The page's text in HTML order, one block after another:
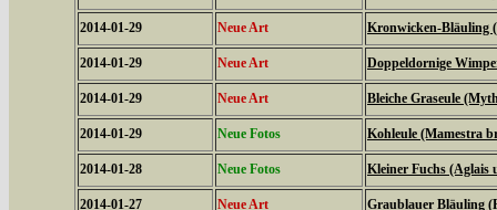
2014-01-29 Neue Art Kronwicken-Bläuling
2014-01-29 Neue Art Doppeldornige
2014-01-29 Neue Art Bleiche Graseule
2014-01-29 Neue Fotos Kohleule (Mamestra
2014-01-28 Neue Fotos Kleiner Fuchs (Aglais
2014-01-27 Neue Art Graublauer Bläuling